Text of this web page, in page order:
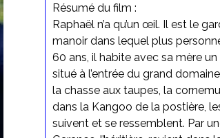
Résumé du film :
Raphaël n’a qu’un œil. Il est le
manoir dans lequel plus
60 ans, il habite avec sa mère
situé à l’entrée du grand
la chasse aux taupes, la
dans la Kangoo de la postière,
suivent et se ressemblent. Par